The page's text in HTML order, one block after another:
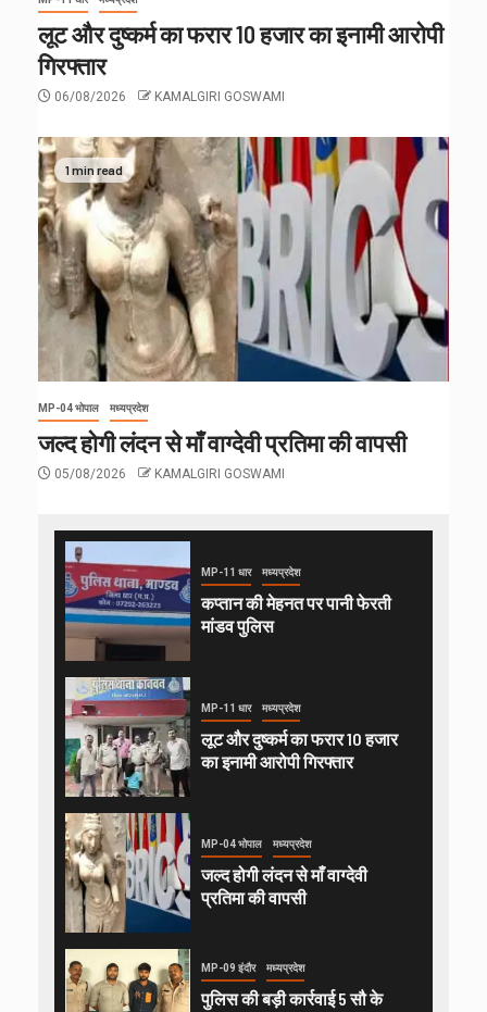
लूट और दुष्कर्म का फरार 10 हजार का इनामी आरोपी
गिरफ्तार
06/08/2026 KAMALGIRI GOSWAMI
1 min read
MP-04 भोपाल मध्यप्रदेश
जल्द होगी लंदन से माँ वाग्देवी प्रतिमा की वापसी
05/08/2026 KAMALGIRI GOSWAMI
MP-11 धार मध्यप्रदेश
कप्तान की मेहनत पर पानी फेरती
मांडव पुलिस
MP-11 धार मध्यप्रदेश
लूट और दुष्कर्म का फरार 10 हजार
का इनामी आरोपी गिरफ्तार
MP-04 भोपाल मध्यप्रदेश
जल्द होगी लंदन से माँ वाग्देवी
प्रतिमा की वापसी
MP-09 इंदौर मध्यप्रदेश
पुलिस की बड़ी कार्रवाई 5 सौ के